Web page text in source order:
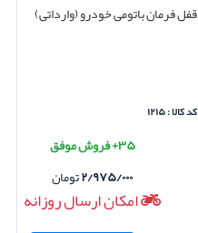
قفل فرمان باتومی خودرو (وارداتی)
کد کالا : ۱۲۱۵
۳۵+ فروش موفق
۲/۹۷۵/۰۰۰تومان
امکان ارسال روزانه